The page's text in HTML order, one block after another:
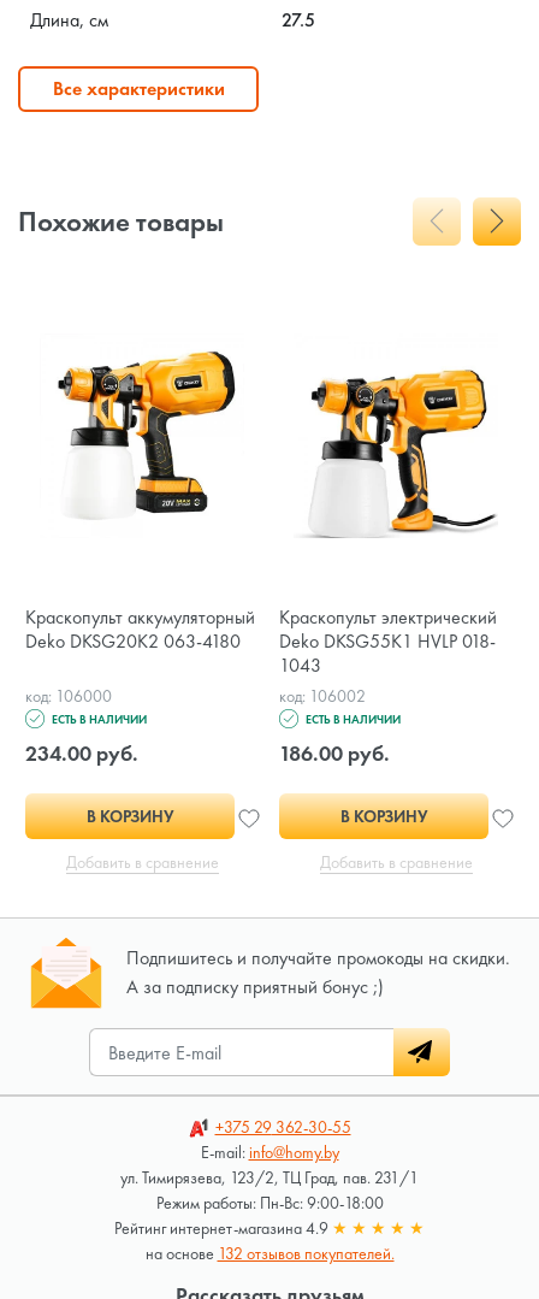
Длина, см 27.5
Все характеристики
Похожие товары
Краскопульт аккумуляторный
Deko DKSG20K2 063-4180
код: 106000
ЕСТЬ В НАЛИЧИИ
234.00 руб.
В КОРЗИНУ
Добавить в сравнение
Краскопульт электрический
Deko DKSG55K1 HVLP 018-
1043
код: 106002
ЕСТЬ В НАЛИЧИИ
186.00 руб.
В КОРЗИНУ
Добавить в сравнение
Подпишитесь и получайте промокоды на скидки.
А за подписку приятный бонус ;)
+375 29362-30-55
E-mail:info@homy.by
ул. Тимирязева, 123/2, ТЦ Град, пав. 231/1
Режим работы: Пн-Вс: 9:00-18:00
Рейтинг интернет-магазина 4.9 ★ ★ ★ ★ ★
на основе 132 отзывов покупателей.